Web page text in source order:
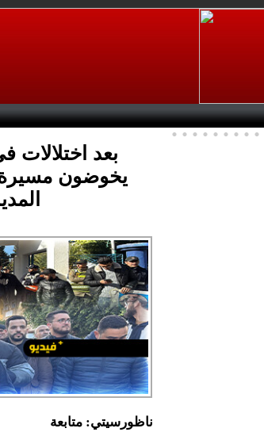
بعد اختلالات
يخوضون مسيرة
ناظورسيتي: متابعة